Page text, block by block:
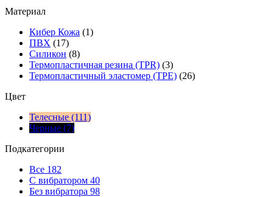
Материал
Кибер Кожа (1)
ПВХ (17)
Силикон (8)
Термопластичная резина (TPR) (3)
Термопластичный эластомер (TPE) (26)
Цвет
Телесные (111)
Черные (7)
Подкатегории
Все 182
С вибратором 40
Без вибратора 98